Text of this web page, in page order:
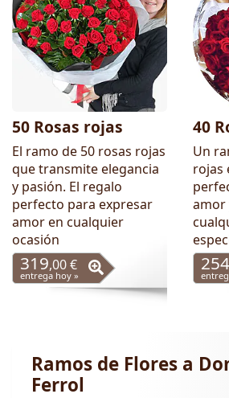
50 Rosas rojas
El ramo de 50 rosas rojas
que transmite elegancia
y pasión. El regalo
perfecto para expresar
amor en cualquier
ocasión
319,00 €
entrega hoy »
40
Un
rojas
amor
254
Ramos de Flores a
Ferrol